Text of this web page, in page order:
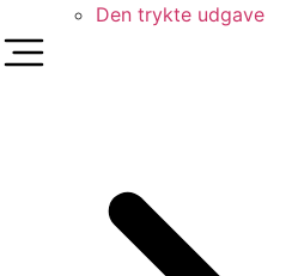
Den trykte udgave